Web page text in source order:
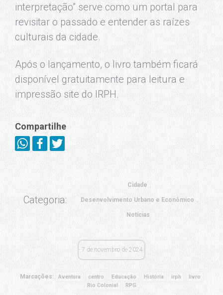
interpretação” serve como um portal para
revisitar o passado e entender as raízes
culturais da cidade.
Após o lançamento, o livro também ficará
disponível gratuitamente para leitura e
impressão site do IRPH.
Compartilhe
Categoria:
Cidade
Desenvolvimento Urbano e Econômico
Notícias
7 de novembro de 2024
Marcações: Aventura centro Educação História irph
livro
Rio Colonial
RPG